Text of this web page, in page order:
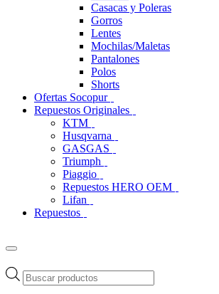
Casacas y Poleras
Gorros
Lentes
Mochilas/Maletas
Pantalones
Polos
Shorts
Ofertas Socopur
Repuestos Originales
KTM
Husqvarna
GASGAS
Triumph
Piaggio
Repuestos HERO OEM
Lifan
Repuestos
Búsqueda
de